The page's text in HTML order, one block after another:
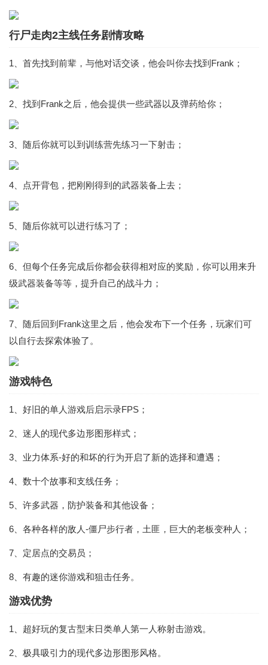
行尸走肉2主线任务剧情攻略
1、首先找到前辈，与他对话交谈，他会叫你去找到Frank；
2、找到Frank之后，他会提供一些武器以及弹药给你；
3、随后你就可以到训练营先练习一下射击；
4、点开背包，把刚刚得到的武器装备上去；
5、随后你就可以进行练习了；
6、但每个任务完成后你都会获得相对应的奖励，你可以用来升
级武器装备等等，提升自己的战斗力；
7、随后回到Frank这里之后，他会发布下一个任务，玩家们可
以自行去探索体验了。
游戏特色
1、好旧的单人游戏后启示录FPS；
2、迷人的现代多边形图形样式；
3、业力体系-好的和坏的行为开启了新的选择和遭遇；
4、数十个故事和支线任务；
5、许多武器，防护装备和其他设备；
6、各种各样的敌人-僵尸步行者，土匪，巨大的老板变种人；
7、定居点的交易员；
8、有趣的迷你游戏和狙击任务。
游戏优势
1、超好玩的复古型末日类单人第一人称射击游戏。
2、极具吸引力的现代多边形图形风格。